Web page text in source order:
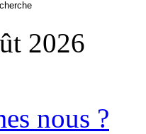
2026
nous ?